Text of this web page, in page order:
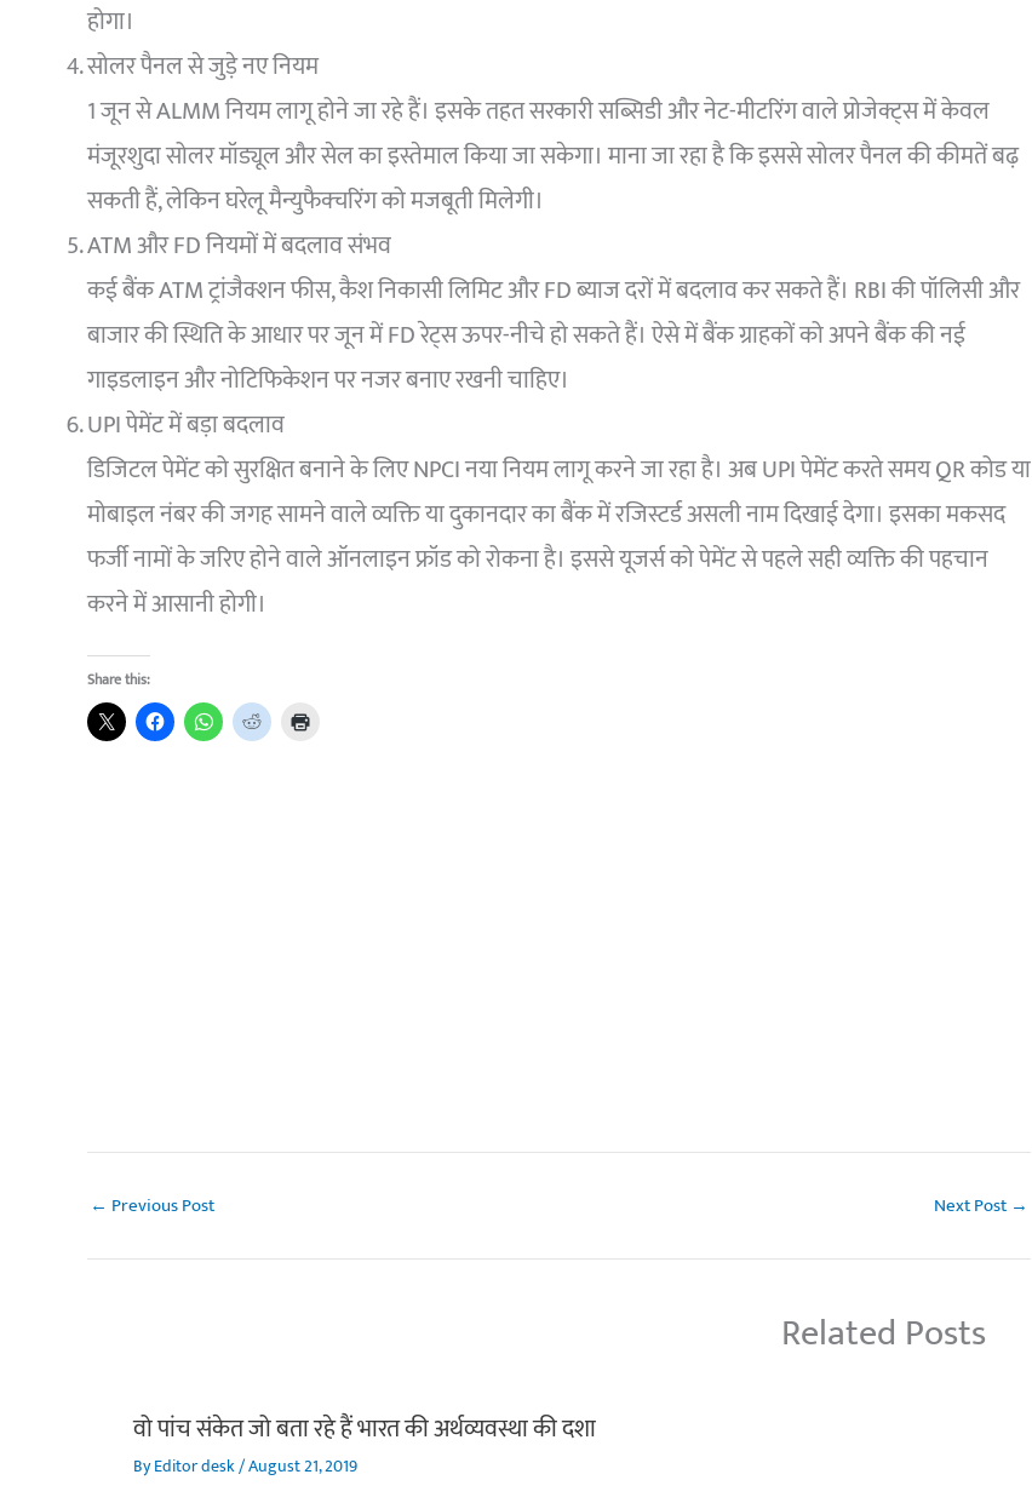
होगा।
सोलर पैनल से जुड़े नए नियम
1 जून से ALMM नियम लागू होने जा रहे हैं। इसके तहत सरकारी सब्सिडी और नेट-मीटरिंग वाले प्रोजेक्ट्स में केवल
मंजूरशुदा सोलर मॉड्यूल और सेल का इस्तेमाल किया जा सकेगा। माना जा रहा है कि इससे सोलर पैनल की कीमतें बढ़
सकती हैं, लेकिन घरेलू मैन्युफैक्चरिंग को मजबूती मिलेगी।
ATM और FD नियमों में बदलाव संभव
कई बैंक ATM ट्रांजैक्शन फीस, कैश निकासी लिमिट और FD ब्याज दरों में बदलाव कर सकते हैं। RBI की पॉलिसी और
बाजार की स्थिति के आधार पर जून में FD रेट्स ऊपर-नीचे हो सकते हैं। ऐसे में बैंक ग्राहकों को अपने बैंक की नई
गाइडलाइन और नोटिफिकेशन पर नजर बनाए रखनी चाहिए।
UPI पेमेंट में बड़ा बदलाव
डिजिटल पेमेंट को सुरक्षित बनाने के लिए NPCI नया नियम लागू करने जा रहा है। अब UPI पेमेंट करते समय QR कोड या
मोबाइल नंबर की जगह सामने वाले व्यक्ति या दुकानदार का बैंक में रजिस्टर्ड असली नाम दिखाई देगा। इसका मकसद
फर्जी नामों के जरिए होने वाले ऑनलाइन फ्रॉड को रोकना है। इससे यूजर्स को पेमेंट से पहले सही व्यक्ति की पहचान
करने में आसानी होगी।
Share this:
← Previous Post Next Post →
Related Posts
वो पांच संकेत जो बता रहे हैं भारत की अर्थव्यवस्था की दशा
ByEditor desk/August 21, 2019